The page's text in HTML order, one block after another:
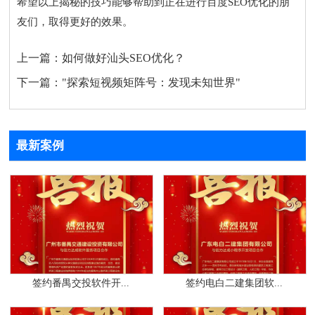
友们，取得更好的效果。
上一篇：如何做好汕头SEO优化？
下一篇： "探索短视频矩阵号：发现未知世界"
最新案例
签约番禺交投软件开... 签约电白二建集团软...